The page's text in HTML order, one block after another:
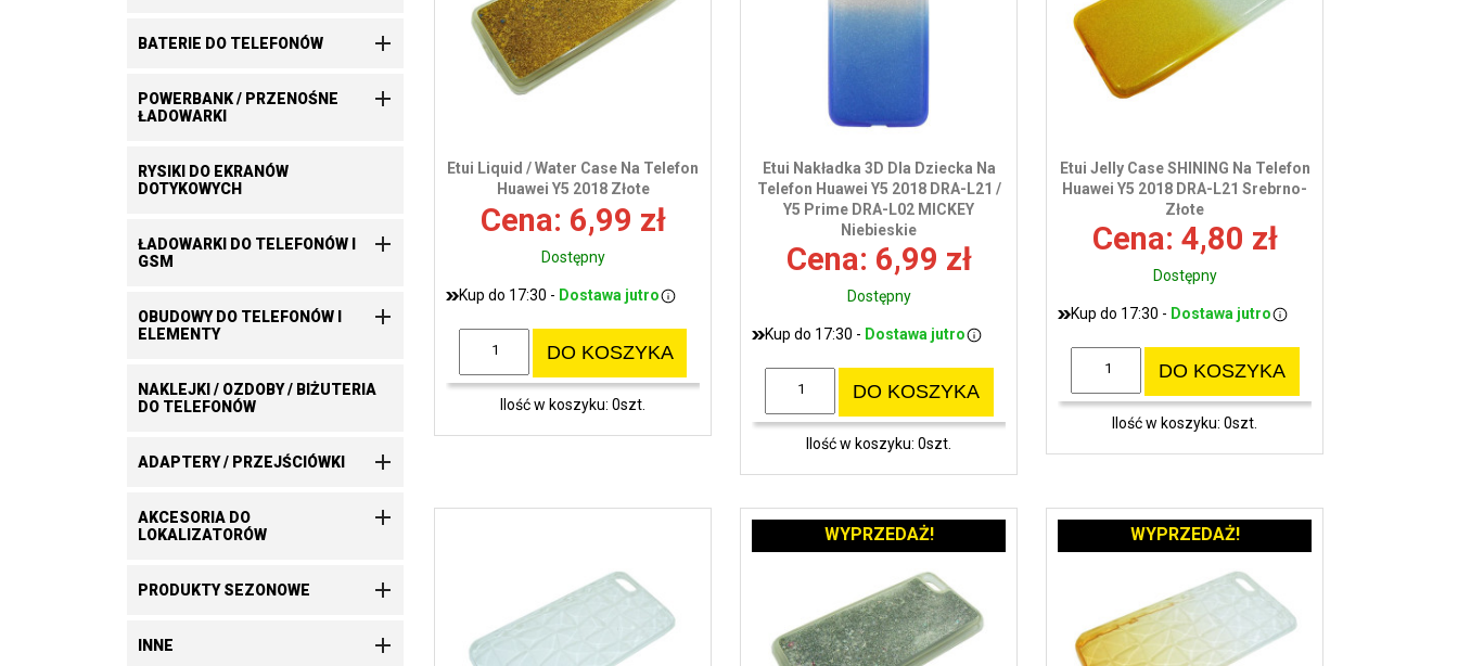
BATERIE DO TELEFONÓW 
POWERBANK / PRZENOŚNE
ŁADOWARKI

RYSIKI DO EKRANÓW
DOTYKOWYCH
ŁADOWARKI DO TELEFONÓW I
GSM

OBUDOWY DO TELEFONÓW I
ELEMENTY

NAKLEJKI / OZDOBY / BIŻUTERIA
DO TELEFONÓW
ADAPTERY / PRZEJŚCIÓWKI 
AKCESORIA DO
LOKALIZATORÓW

PRODUKTY SEZONOWE 
INNE 
Etui Liquid / Water Case Na Telefon
Huawei Y5 2018 Złote
Cena: 6,99 zł
Dostępny
Kup do 17:30 - Dostawa jutro
DO KOSZYKA
Ilość w koszyku: 0szt.
Etui Nakładka 3D Dla Dziecka Na
Telefon Huawei Y5 2018 DRA-L21 /
Y5 Prime DRA-L02 MICKEY
Niebieskie
Cena: 6,99 zł
Dostępny
Kup do 17:30 - Dostawa jutro
DO KOSZYKA
Ilość w koszyku: 0szt.
Etui Jelly Case SHINING Na Telefon
Huawei Y5 2018 DRA-L21 Srebrno-
Złote
Cena: 4,80 zł
Dostępny
Kup do 17:30 - Dostawa jutro
DO KOSZYKA
Ilość w koszyku: 0szt.
WYPRZEDAŻ! WYPRZEDAŻ!